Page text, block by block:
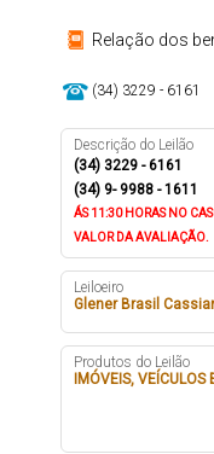
Relação dos
(34) 3229 - 6161
Descrição do Leilão
(34) 3229 - 6161
(34) 9- 9988 - 1611
ÁS 11:30 HORAS NO
VALOR DA AVALIAÇÃO.
Leiloeiro
Glener Brasil
Produtos do Leilão
IMÓVEIS, VEÍCULOS